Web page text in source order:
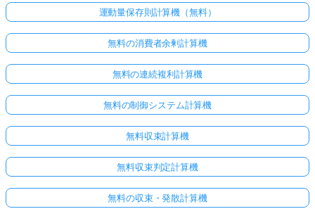
運動量保存則計算機（無料）
無料の消費者余剰計算機
無料の連続複利計算機
無料の制御システム計算機
無料収束計算機
無料収束判定計算機
無料の収束・発散計算機